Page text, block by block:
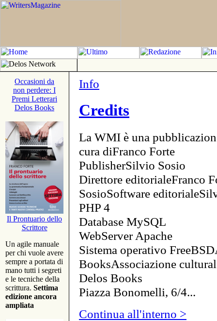
Occasioni da
non perdere: I
Premi Letterari
Delos Books
Il Prontuario dello
Scrittore
Un agile manuale
per chi vuole avere
sempre a portata di
mano tutti i segreti
e le tecniche della
scrittura. Settima
edizione ancora
ampliata
Info
Credits
La WMI è una
cura diFranco Forte
PublisherSilvio Sosio
Direttore editorialeFranco
SosioSoftware
PHP 4
Database MySQL
WebServer Apache
Sistema operativo
BooksAssociazione
Delos Books
Piazza Bonomelli, 6/4...
Continua all'interno >